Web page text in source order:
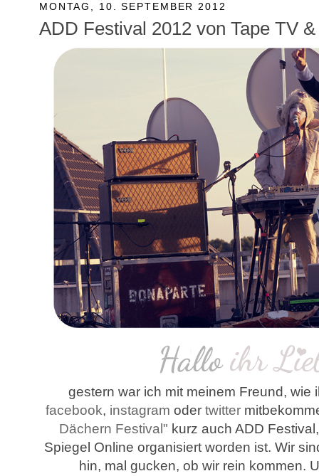
MONTAG, 10. SEPTEMBER 2012
ADD Festival 2012 von Tape TV
gestern war ich mit meinem Freund, wie
facebook, instagram oder twitter
Dächern Festival" kurz auch ADD
Spiegel Online organisiert worden ist. Wir
hin, mal gucken, ob wir rein kommen.